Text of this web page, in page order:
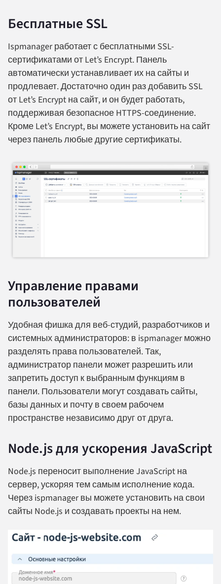
Бесплатные SSL
Ispmanager работает с бесплатными SSL-
сертификатами от Let’s Encrypt. Панель
автоматически устанавливает их на сайты и
продлевает. Достаточно один раз добавить SSL
от Let’s Encrypt на сайт, и он будет работать,
поддерживая безопасное HTTPS-соединение.
Кроме Let’s Encrypt, вы можете установить на сайт
через панель любые другие сертификаты.
Управление правами
пользователей
Удобная фишка для веб-студий, разработчиков и
системных администраторов: в ispmanager можно
разделять права пользователей. Так,
администратор панели может разрешить или
запретить доступ к выбранным функциям в
панели. Пользователи могут создавать сайты,
базы данных и почту в своем рабочем
пространстве независимо друг от друга.
Node.js для ускорения JavaScript
Node.js переносит выполнение JavaScript на
сервер, ускоряя тем самым исполнение кода.
Через ispmanager вы можете установить на свои
сайты Node.js и создавать проекты на нем.